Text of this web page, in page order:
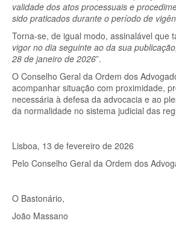
validade dos atos processuais e
sido praticados durante o período de
Torna-se, de igual modo, assinalável que
vigor no dia seguinte ao da sua
28 de janeiro de 2026”.
O Conselho Geral da Ordem dos
acompanhar situação com proximidade,
necessária à defesa da advocacia e ao
da normalidade no sistema judicial das
Lisboa, 13 de fevereiro de 2026
Pelo Conselho Geral da Ordem dos
O Bastonário,
João Massano